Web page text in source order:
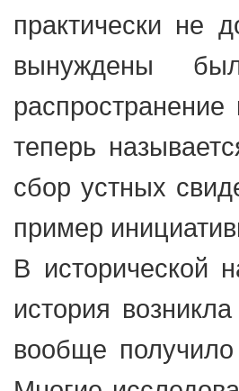
практически не
вынуждены
теперь
сбор устных
пример
В исторической
история
вообще